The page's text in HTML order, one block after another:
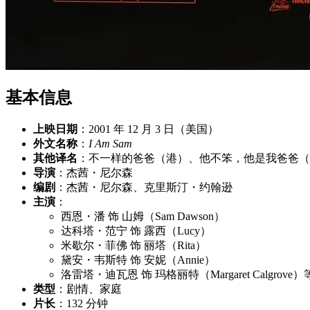
基本信息
上映日期 ：2001 年 12 月 3 日（美国）
外文名称： I Am Sam
其他译名 ：不一样的爸爸（港）、他不笨，他是我爸爸
导演 ：杰茜・尼尔森
编剧 ：杰茜・尼尔森、克里斯汀・约翰逊
主演 ：
西恩・潘 饰 山姆（Sam Dawson）
达科塔・范宁 饰 露西（Lucy）
米歇尔・菲佛 饰 丽塔（Rita）
黛安・韦斯特 饰 安妮（Annie）
洛雷塔・迪瓦恩 饰 玛格丽特（Margaret Calgrove）
类型 ：剧情、家庭
片长 ：132 分钟